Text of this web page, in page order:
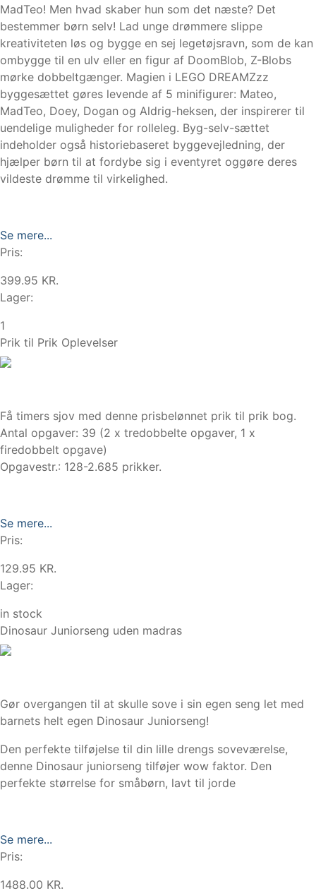
MadTeo! Men hvad skaber hun som det næste? Det
bestemmer børn selv! Lad unge drømmere slippe
kreativiteten løs og bygge en sej legetøjsravn, som de kan
ombygge til en ulv eller en figur af DoomBlob, Z-Blobs
mørke dobbeltgænger. Magien i LEGO DREAMZzz
byggesættet gøres levende af 5 minifigurer: Mateo,
MadTeo, Doey, Dogan og Aldrig-heksen, der inspirerer til
uendelige muligheder for rolleleg. Byg-selv-sættet
indeholder også historiebaseret byggevejledning, der
hjælper børn til at fordybe sig i eventyret oggøre deres
vildeste drømme til virkelighed.
Se mere...
Pris:
399.95 KR.
Lager:
1
Prik til Prik Oplevelser
Få timers sjov med denne prisbelønnet prik til prik bog.
Antal opgaver: 39 (2 x tredobbelte opgaver, 1 x
firedobbelt opgave)
Opgavestr.: 128-2.685 prikker.
Se mere...
Pris:
129.95 KR.
Lager:
in stock
Dinosaur Juniorseng uden madras
Gør overgangen til at skulle sove i sin egen seng let med
barnets helt egen Dinosaur Juniorseng!
Den perfekte tilføjelse til din lille drengs soveværelse,
denne Dinosaur juniorseng tilføjer wow faktor. Den
perfekte størrelse for småbørn, lavt til jorde
Se mere...
Pris:
1488.00 KR.